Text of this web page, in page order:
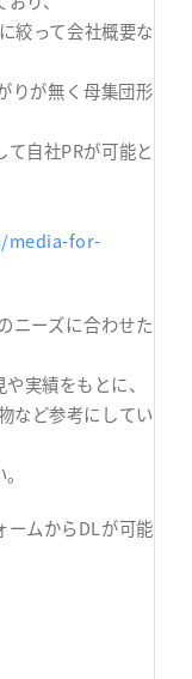
絞って会社概要な
りが無く母集団形
自社PRが可能と
media-for-
ニーズに合わせた
実績をもとに、
など参考にしてい
ームからDLが可能